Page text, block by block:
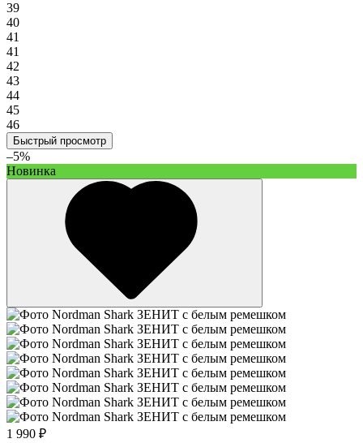
39
40
41
41
42
43
44
45
46
Быстрый просмотр
–5%
Новинка
1 990 ₽